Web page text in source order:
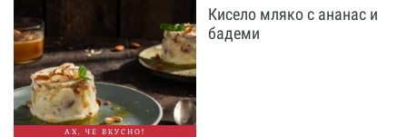
АХ, ЧЕ ВКУСНО!
Кисело мляко с ананас и
бадеми